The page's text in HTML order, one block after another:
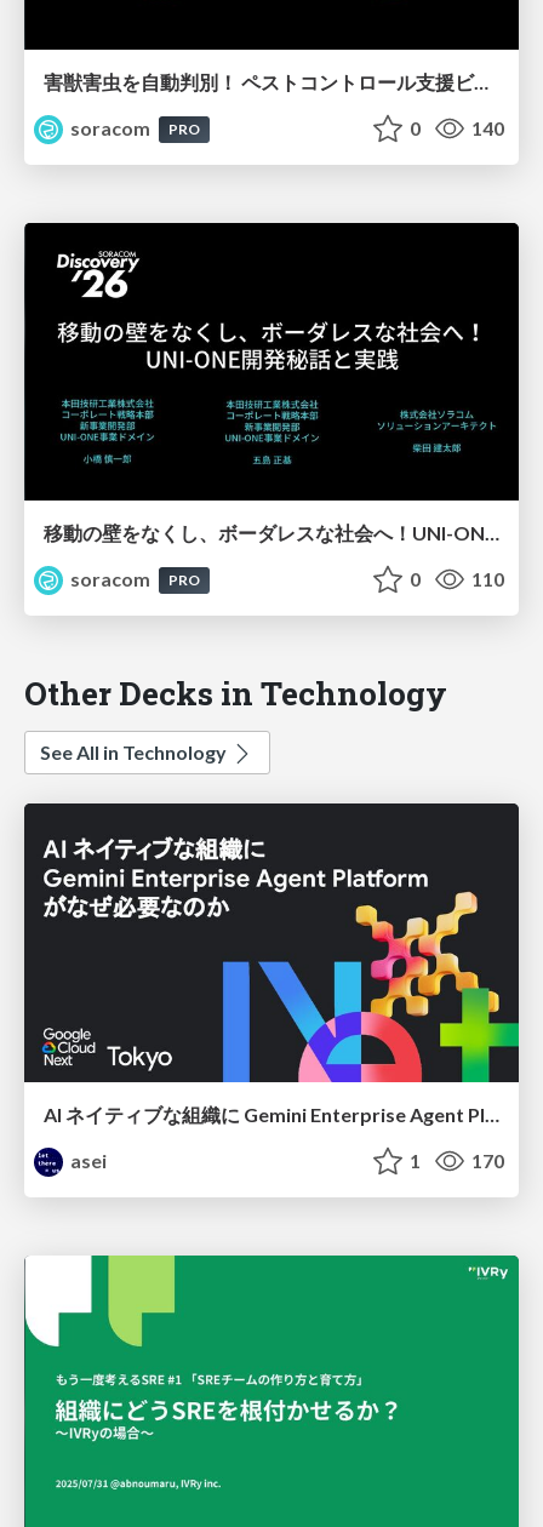
害獣害虫を自動判別！ ペストコントロール支援ビジネス成功のヒント【SORACOM Discovery 2026】
soracom
PRO 0 140
移動の壁をなくし、ボーダレスな社会へ！UNI-ONE開発秘話と実践【SORACOM Discovery 2026】
soracom
PRO 0 110
Other Decks in Technology
See All in Technology
asei
1 170